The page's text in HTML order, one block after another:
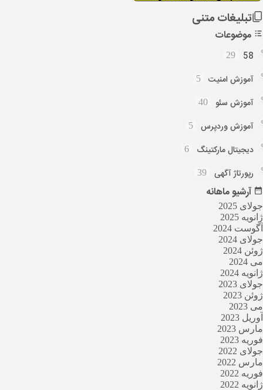
تبلیغات متنی
موضوعات
58
29
آموزش امنیت 5
آموزش سئو 40
آموزش وردپرس 5
دیجیتال مارکتینگ 6
رپورتاژ آگهی 39
آرشیوماهانه
جولای 2025
ژانویه 2025
آگوست 2024
جولای 2024
ژوئن 2024
می 2024
ژانویه 2024
جولای 2023
ژوئن 2023
می 2023
آوریل 2023
مارس 2023
فوریه 2023
جولای 2022
مارس 2022
فوریه 2022
ژانویه 2022